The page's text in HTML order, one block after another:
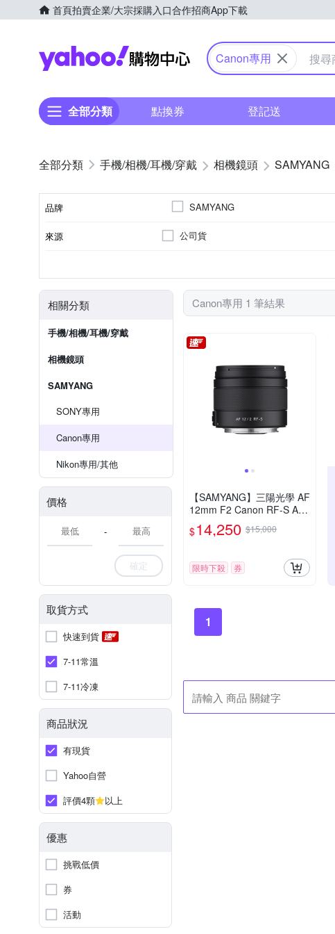
首頁拍賣企業/大宗採購入口合作招商App下載
Yahoo購物中心
Canon專用
全部分類 點換券 登記送
手機/相機/耳機/穿戴 相機鏡頭 SAMYANG
品牌 SAMYANG
來源 公司貨
相關分類
手機/相機/耳機/穿戴
相機鏡頭
SAMYANG
SONY專用
Canon專用
Nikon專用/其他
價格
-
確定
取貨方式
快速到貨
7-11常溫
7-11冷凍
商品狀況
有現貨
Yahoo自營
評價4顆
以上
優惠
挑戰低價
券
活動
Canon專用 1 筆結果
【SAMYANG】三陽光學 AF
12mm F2 Canon RF-S AP
S-C 自動對焦鏡頭 公司貨
$14,250 $15,000
限時下殺 券
1